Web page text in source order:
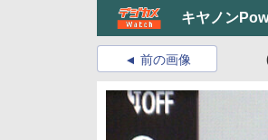
キヤノン
前の画像